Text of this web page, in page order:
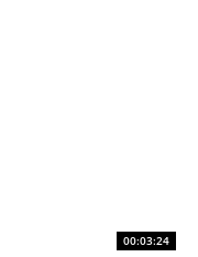
00:03:24